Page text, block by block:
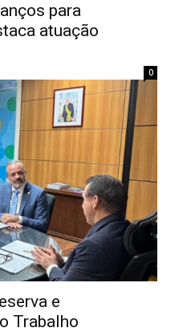
para
atuação
0
e
Trabalho